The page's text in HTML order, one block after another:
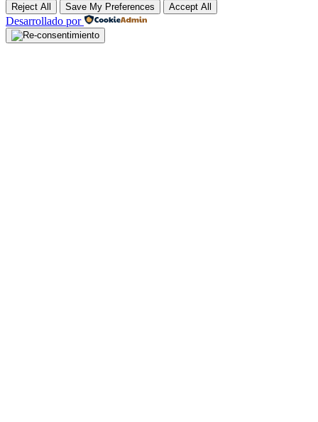
Reject All Save My Preferences Accept All
Desarrollado por